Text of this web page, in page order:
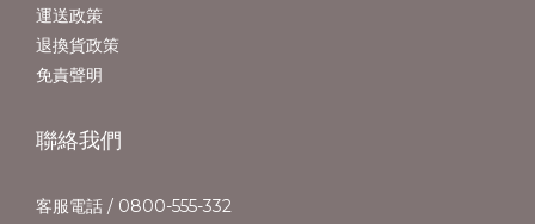
運送政策
退換貨政策
免責聲明
聯絡我們
客服電話 / 0800-555-332